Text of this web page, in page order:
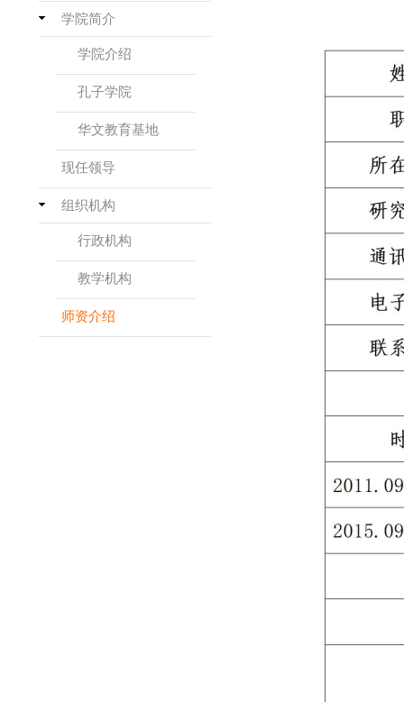
学院简介
学院介绍
孔子学院
华文教育基地
现任领导
组织机构
行政机构
教学机构
师资介绍